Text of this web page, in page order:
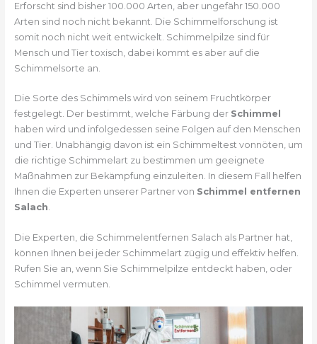
Erforscht sind bisher 100.000 Arten, aber ungefähr 150.000
Arten sind noch nicht bekannt. Die Schimmelforschung ist
somit noch nicht weit entwickelt. Schimmelpilze sind für
Mensch und Tier toxisch, dabei kommt es aber auf die
Schimmelsorte an.
Die Sorte des Schimmels wird von seinem Fruchtkörper
festgelegt. Der bestimmt, welche Färbung der Schimmel
haben wird und infolgedessen seine Folgen auf den Menschen
und Tier. Unabhängig davon ist ein Schimmeltest vonnöten, um
die richtige Schimmelart zu bestimmen um geeignete
Maßnahmen zur Bekämpfung einzuleiten. In diesem Fall helfen
Ihnen die Experten unserer Partner von Schimmel entfernen
Salach.
Die Experten, die Schimmelentfernen Salach als Partner hat,
können Ihnen bei jeder Schimmelart zügig und effektiv helfen.
Rufen Sie an, wenn Sie Schimmelpilze entdeckt haben, oder
Schimmel vermuten.